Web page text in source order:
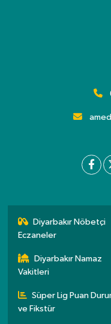
Diyarbakır Nöbetçi
Eczaneler
Diyarbakır Namaz
Vakitleri
Süper Lig Puan
ve Fikstür